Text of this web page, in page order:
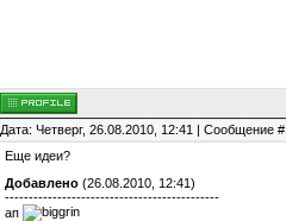
Дата: Четверг, 26.08.2010, 12:41 | Сообщение #
Еще идеи?
Добавлено (26.08.2010, 12:41)
---------------------------------------------
ап